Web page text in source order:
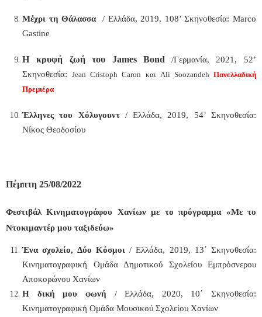
Μέχρι τη Θάλασσα / Ελλάδα, 2019, 108’ Σκηνοθεσία:Marco
Gastine
Η κρυφή ζωή του James Bond
/Γερμανία, 2021, 52’
Σκηνοθεσία:Jean Cristoph Caron και Ali Soozandeh Πανελλαδική
Πρεμιέρα
Έλληνες του Χόλυγουντ / Ελλάδα, 2019, 54’ Σκηνοθεσία:
Νίκος Θεοδοσίου
Πέμπτη 25/08/2022
Φεστιβάλ Κινηματογράφου Χανίων με το πρόγραμμα «Με το
Ντοκιμαντέρ μου ταξιδεύω»
Ένα σχολείο, Δύο Κόσμοι / Ελλάδα, 2019, 13΄ Σκηνοθεσία:
Κινηματογραφική Ομάδα Δημοτικού Σχολείου Εμπρόσνερου
Αποκορώνου Χανίων
Η δική μου φωνή / Ελλάδα, 2020, 10΄ Σκηνοθεσία:
Κινηματογραφική Ομάδα Μουσικού Σχολείου Χανίων